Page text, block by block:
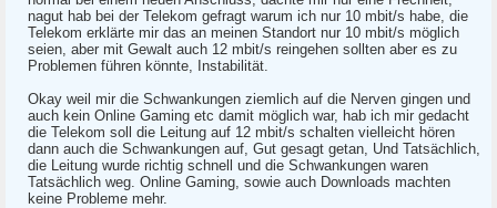
nagut hab bei der Telekom gefragt warum ich nur 10 mbit/s habe, die
Telekom erklärte mir das an meinen Standort nur 10 mbit/s möglich
seien, aber mit Gewalt auch 12 mbit/s reingehen sollten aber es zu
Problemen führen könnte, Instabilität.
Okay weil mir die Schwankungen ziemlich auf die Nerven gingen und
auch kein Online Gaming etc damit möglich war, hab ich mir gedacht
die Telekom soll die Leitung auf 12 mbit/s schalten vielleicht hören
dann auch die Schwankungen auf, Gut gesagt getan, Und Tatsächlich,
die Leitung wurde richtig schnell und die Schwankungen waren
Tatsächlich weg. Online Gaming, sowie auch Downloads machten
keine Probleme mehr.